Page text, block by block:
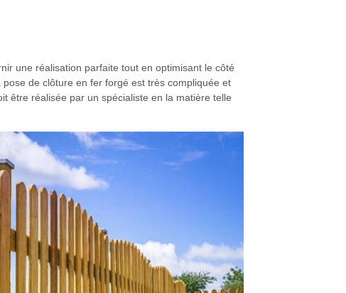
une réalisation parfaite tout en optimisant le côté
de clôture en fer forgé est très compliquée et
être réalisée par un spécialiste en la matière telle